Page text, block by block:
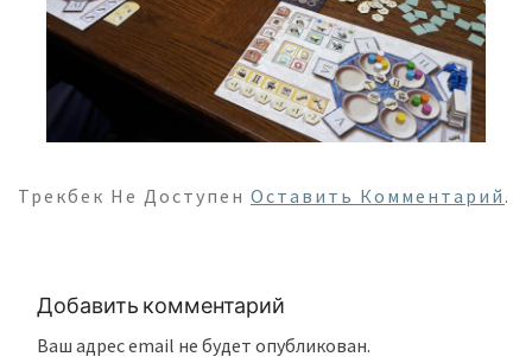
Трекбек Не Доступен Оставить Комментарий .
Добавить комментарий
Ваш адрес email не будет опубликован.